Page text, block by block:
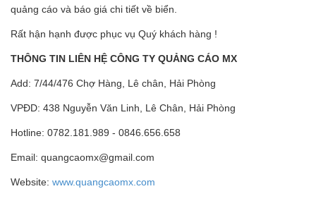
quảng cáo và báo giá chi tiết về biển.
Rất hận hạnh được phục vụ Quý khách hàng !
THÔNG TIN LIÊN HỆ CÔNG TY QUẢNG CÁO MX
Add: 7/44/476 Chợ Hàng, Lê chân, Hải Phòng
VPĐD: 438 Nguyễn Văn Linh, Lê Chân, Hải Phòng
Hotline: 0782.181.989 - 0846.656.658
Email: quangcaomx@gmail.com
Website: www.quangcaomx.com